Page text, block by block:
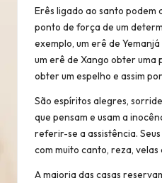
Erês ligado ao santo podem
ponto de força de um
exemplo, um erê de
um erê de Xango obter uma
obter um espelho e assim
São espíritos alegres,
que pensam e usam a
referir-se a assistência.
com muito canto, reza, velas
A maioria das casas